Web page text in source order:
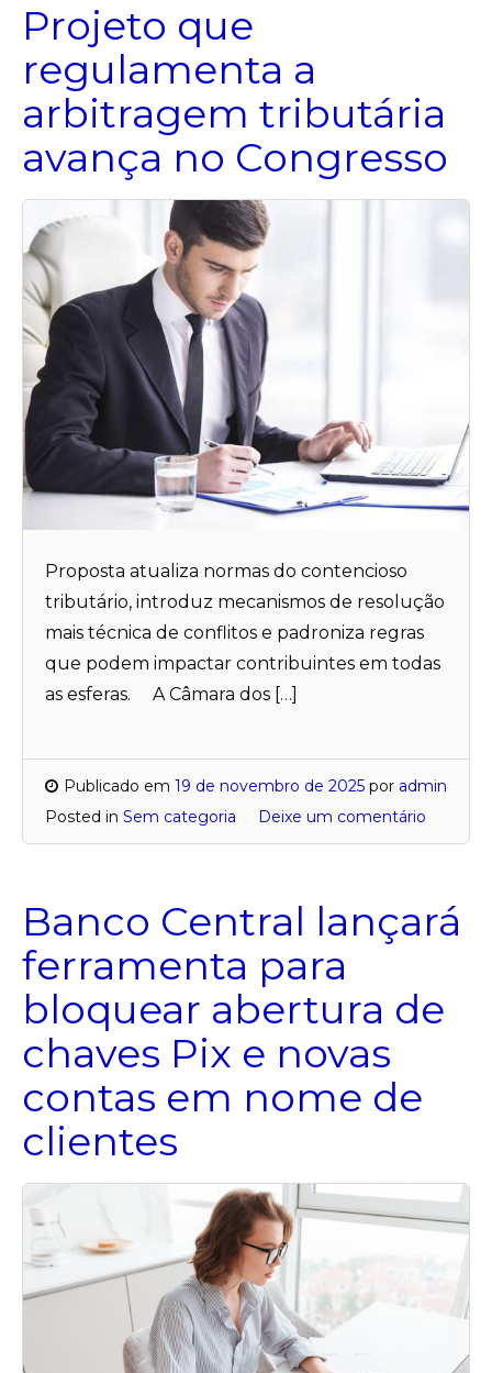
Projeto que
regulamenta a
arbitragem tributária
avança no Congresso
Proposta atualiza normas do contencioso
tributário, introduz mecanismos de resolução
mais técnica de conflitos e padroniza regras
que podem impactar contribuintes em todas
as esferas. A Câmara dos […]
Publicado em 19 de novembro de 2025 por admin
Posted in Sem categoria Deixe um comentário
Banco Central lançará
ferramenta para
bloquear abertura de
chaves Pix e novas
contas em nome de
clientes